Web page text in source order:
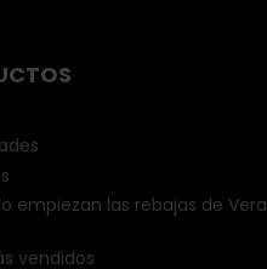
empiezan las rebajas de
vendidos